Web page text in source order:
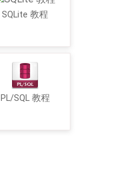
SQLite 教程
PL/SQL 教程